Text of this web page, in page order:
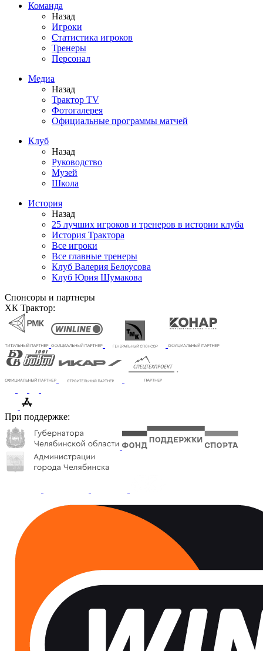
Команда
Назад
Игроки
Статистика игроков
Тренеры
Персонал
Медиа
Назад
Трактор TV
Фотогалерея
Официальные программы матчей
Клуб
Назад
Руководство
Музей
Школа
История
Назад
25 лучших игроков и тренеров в истории клуба
История Трактора
Все игроки
Все главные тренеры
Клуб Валерия Белоусова
Клуб Юрия Шумакова
Спонсоры и партнеры
ХК Трактор:
При поддержке: